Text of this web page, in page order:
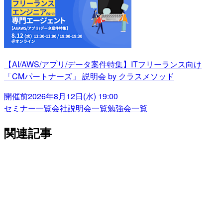
【AI/AWS/アプリ/データ案件特集】ITフリーランス向け
「CMパートナーズ」 説明会 by クラスメソッド
開催前2026年8月12日(水) 19:00
セミナー一覧会社説明会一覧勉強会一覧
関連記事